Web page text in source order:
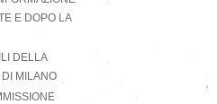
E DOPO LA
DELLA
DI MILANO